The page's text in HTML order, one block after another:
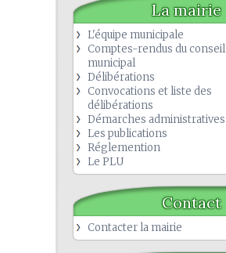
La mairie
L'équipe municipale
Comptes-rendus du conseil
municipal
Délibérations
Convocations et liste des
délibérations
Démarches administratives
Les publications
Réglemention
Le PLU
Contact
Contacter la mairie